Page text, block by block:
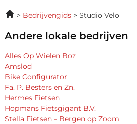
Bedrijvengids Studio Velo
Andere lokale bedrijven
Alles Op Wielen Boz
Amslod
Bike Configurator
Fa. P. Besters en Zn.
Hermes Fietsen
Hopmans Fietsgigant B.V.
Stella Fietsen – Bergen op Zoom